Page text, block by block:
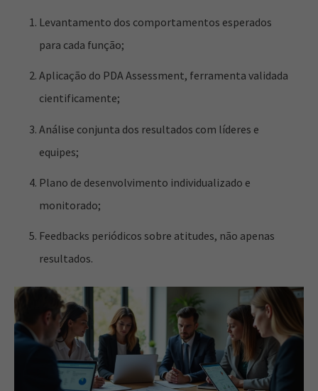
Levantamento dos comportamentos esperados
para cada função;
Aplicação do PDA Assessment, ferramenta validada
cientificamente;
Análise conjunta dos resultados com líderes e
equipes;
Plano de desenvolvimento individualizado e
monitorado;
Feedbacks periódicos sobre atitudes, não apenas
resultados.